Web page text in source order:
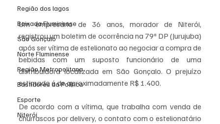
Região dos lagos
Baixada Fluminense
São Gonçalo
Norte Fluminense
Região Metropolitana
Bastidores da Política
Esporte
Niterói
Um empresário de 36 anos, morador de Niterói,
registrou um boletim de ocorrência na 79ª DP (Jurujuba)
após ser vítima de estelionato ao negociar a compra de
bebidas com um suposto funcionário de uma
distribuidora localizada em São Gonçalo. O prejuízo
estimado é de aproximadamente R$ 1.400.
De acordo com a vítima, que trabalha com venda de
churrascos por delivery, o contato com o estelionatário